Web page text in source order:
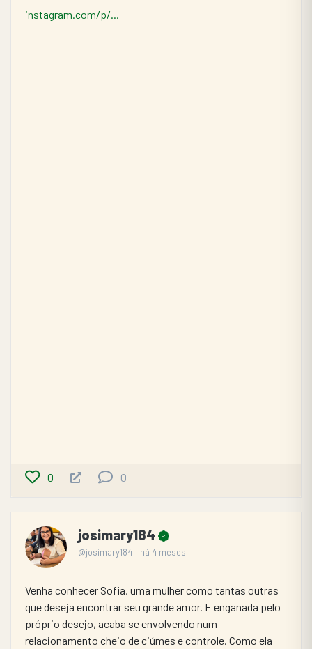
instagram.com/p/...
0 0
josimary184
@josimary184 há 4 meses
Venha conhecer Sofia, uma mulher como tantas outras
que deseja encontrar seu grande amor. E enganada pelo
próprio desejo, acaba se envolvendo num
relacionamento cheio de ciúmes e controle. Como ela